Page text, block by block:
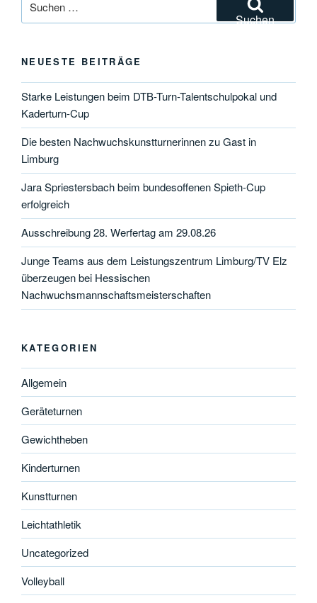
nach:
Suchen
NEUESTE BEITRÄGE
Starke Leistungen beim DTB-Turn-Talentschulpokal und
Kaderturn-Cup
Die besten Nachwuchskunstturnerinnen zu Gast in
Limburg
Jara Spriestersbach beim bundesoffenen Spieth-Cup
erfolgreich
Ausschreibung 28. Werfertag am 29.08.26
Junge Teams aus dem Leistungszentrum Limburg/TV Elz
überzeugen bei Hessischen
Nachwuchsmannschaftsmeisterschaften
KATEGORIEN
Allgemein
Geräteturnen
Gewichtheben
Kinderturnen
Kunstturnen
Leichtathletik
Uncategorized
Volleyball